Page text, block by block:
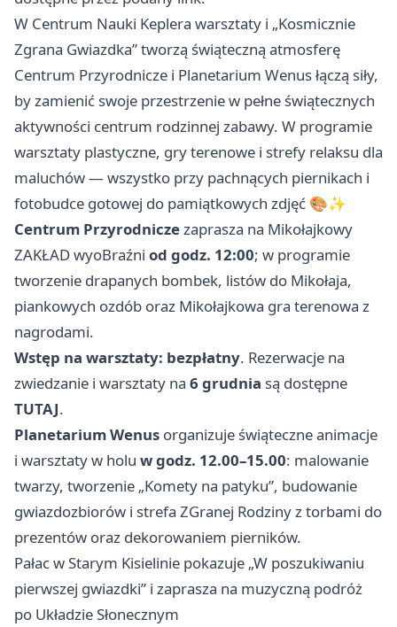
W Centrum Nauki Keplera warsztaty i „Kosmicznie
Zgrana Gwiazdka” tworzą świąteczną atmosferę
Centrum Przyrodnicze i Planetarium Wenus łączą siły,
by zamienić swoje przestrzenie w pełne świątecznych
aktywności centrum rodzinnej zabawy. W programie
warsztaty plastyczne, gry terenowe i strefy relaksu dla
maluchów — wszystko przy pachnących piernikach i
fotobudce gotowej do pamiątkowych zdjęć 🎨✨
Centrum Przyrodniczezaprasza na Mikołajkowy
ZAKŁAD wyoBraźni od godz. 12:00; w programie
tworzenie drapanych bombek, listów do Mikołaja,
piankowych ozdób oraz Mikołajkowa gra terenowa z
nagrodami.
Wstęp na warsztaty: bezpłatny. Rezerwacje na
zwiedzanie i warsztaty na 6 grudnia są dostępne
TUTAJ.
Planetarium Wenus organizuje świąteczne animacje
i warsztaty w holu w godz. 12.00–15.00: malowanie
twarzy, tworzenie „Komety na patyku”, budowanie
gwiazdozbiorów i strefa ZGranej Rodziny z torbami do
prezentów oraz dekorowaniem pierników.
Pałac w Starym Kisielinie pokazuje „W poszukiwaniu
pierwszej gwiazdki” i zaprasza na muzyczną podróż
po Układzie Słonecznym